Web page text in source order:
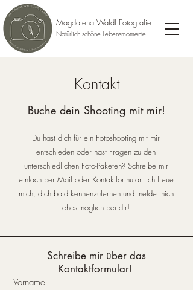
Magdalena Waldl Fotografie
Natürlich schöne Lebensmomente
Kontakt
Buche dein Shooting mit mir!
Du hast dich für ein Fotoshooting mit mir
entschieden oder hast Fragen zu den
unterschiedlichen Foto-Paketen? Schreibe mir
einfach per Mail oder Kontaktformular. Ich freue
mich, dich bald kennenzulernen und melde mich
ehestmöglich bei dir!
Schreibe mir über das
Kontaktformular!
Vorname